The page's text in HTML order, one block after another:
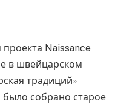
Naissance
в швейцарском
традиций»
было собрано старое